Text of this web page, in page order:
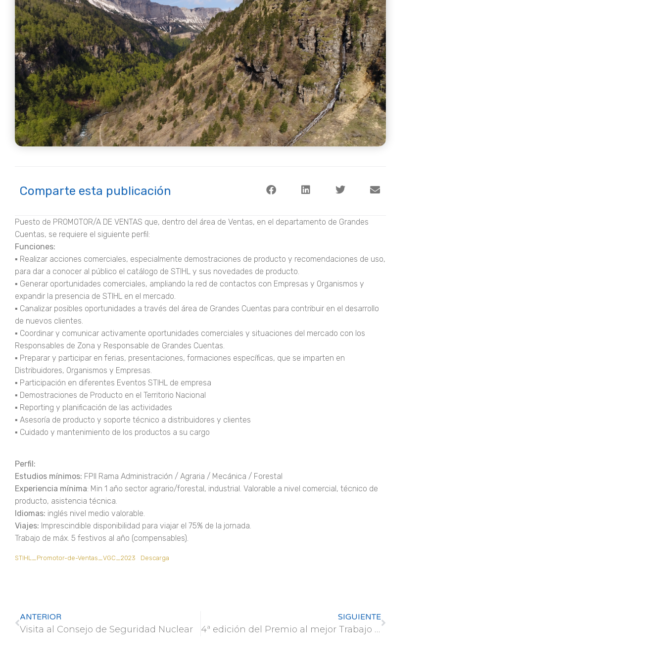
Comparte esta publicación
Puesto de PROMOTOR/A DE VENTAS que, dentro del área de Ventas, en el departamento de Grandes
Cuentas, se requiere el siguiente perfil:
Funciones:
▪ Realizar acciones comerciales, especialmente demostraciones de producto y recomendaciones de uso,
para dar a conocer al público el catálogo de STIHL y sus novedades de producto.
▪ Generar oportunidades comerciales, ampliando la red de contactos con Empresas y Organismos y
expandir la presencia de STIHL en el mercado.
▪ Canalizar posibles oportunidades a través del área de Grandes Cuentas para contribuir en el desarrollo
de nuevos clientes.
▪ Coordinar y comunicar activamente oportunidades comerciales y situaciones del mercado con los
Responsables de Zona y Responsable de Grandes Cuentas.
▪ Preparar y participar en ferias, presentaciones, formaciones específicas, que se imparten en
Distribuidores, Organismos y Empresas.
▪ Participación en diferentes Eventos STIHL de empresa
▪ Demostraciones de Producto en el Territorio Nacional
▪ Reporting y planificación de las actividades
▪ Asesoría de producto y soporte técnico a distribuidores y clientes
▪ Cuidado y mantenimiento de los productos a su cargo
Perfil:
Estudios mínimos: FPII Rama Administración / Agraria / Mecánica / Forestal
Experiencia mínima: Min 1 año sector agrario/forestal, industrial. Valorable a nivel comercial, técnico de
producto, asistencia técnica.
Idiomas: inglés nivel medio valorable.
Viajes: Imprescindible disponibilidad para viajar el 75% de la jornada.
Trabajo de máx. 5 festivos al año (compensables).
STIHL_Promotor-de-Ventas_VGC_2023 Descarga
ANTERIOR
Visita al Consejo de Seguridad Nuclear
SIGUIENTE
4ª edición del Premio al mejor Trabajo Final de Máster Femenino